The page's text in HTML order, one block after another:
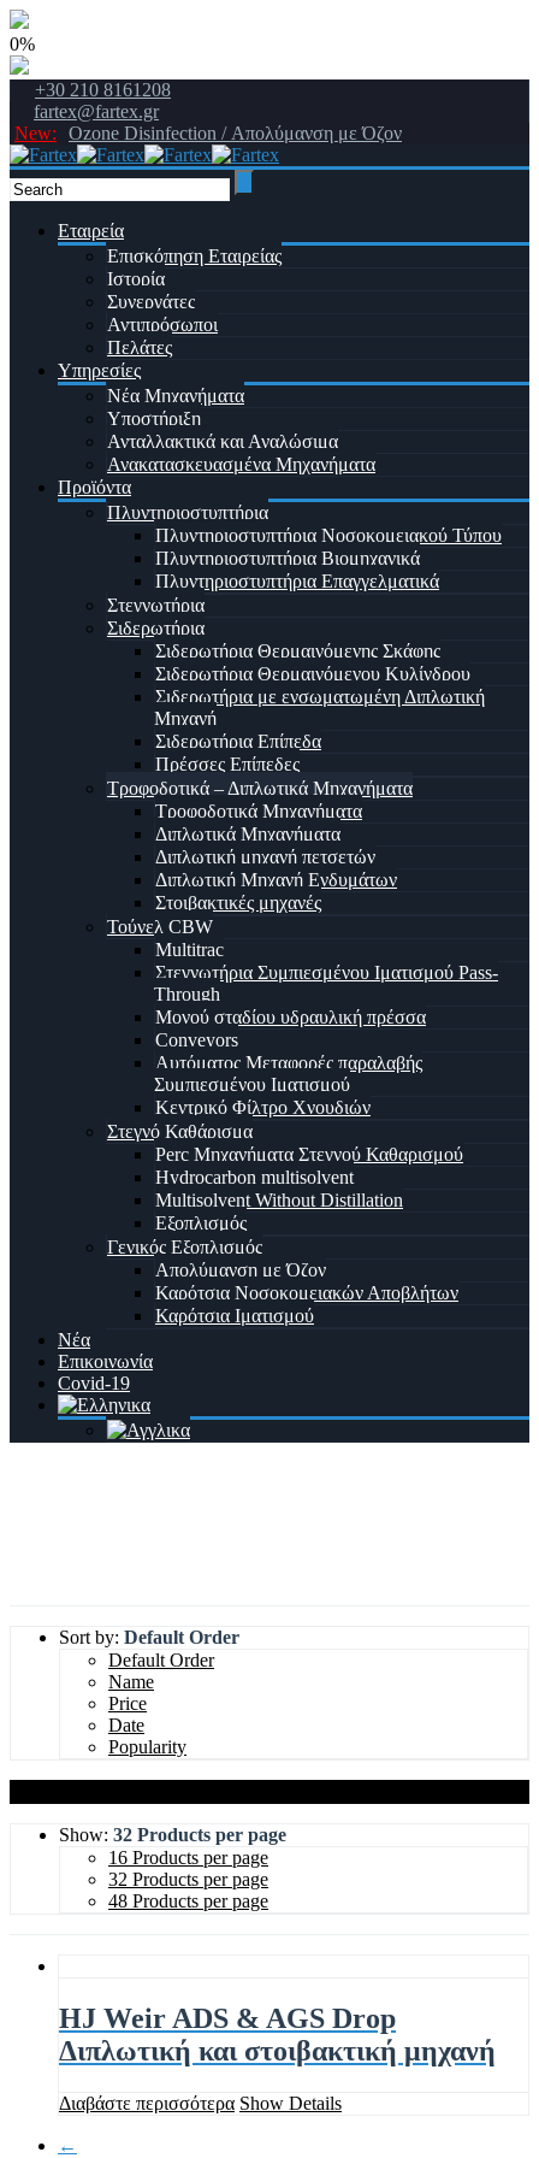
0%
+30 210 8161208
fartex@fartex.gr
New:
Ozone Disinfection / Απολύμανση με Όζον
Εταιρεία
Επισκόπηση Εταιρείας
Ιστορία
Συνεργάτες
Αντιπρόσωποι
Πελάτες
Υπηρεσίες
Νέα Μηχανήματα
Υποστήριξη
Ανταλλακτικά και Αναλώσιμα
Ανακατασκευασμένα Μηχανήματα
Προϊόντα
Πλυντηριοστυπτήρια
Πλυντηριοστυπτήρια Νοσοκομειακού Τύπου
Πλυντηριοστυπτήρια Βιομηχανικά
Πλυντηριοστυπτήρια Επαγγελματικά
Στεγνωτήρια
Σιδερωτήρια
Σιδερωτήρια Θερμαινόμενης Σκάφης
Σιδερωτήρια Θερμαινόμενου Κυλίνδρου
Σιδερωτήρια με ενσωματωμένη Διπλωτική
Μηχανή
Σιδερωτήρια Επίπεδα
Πρέσσες Επίπεδες
Τροφοδοτικά – Διπλωτικά Μηχανήματα
Τροφοδοτικά Μηχανήματα
Διπλωτικά Μηχανήματα
Διπλωτική μηχανή πετσετών
Διπλωτική Μηχανή Ενδυμάτων
Στοιβακτικές μηχανές
Τούνελ CBW
Multitrac
Στεγνωτήρια Συμπιεσμένου Ιματισμού Pass-
Through
Μονού σταδίου υδραυλική πρέσσα
Conveyors
Αυτόματος Μεταφορές παραλαβής
Συμπιεσμένου Ιματισμού
Κεντρικό Φίλτρο Χνουδιών
Στεγνό Καθάρισμα
Perc Μηχανήματα Στεγνού Καθαρισμού
Hydrocarbon multisolvent
Multisolvent Without Distillation
Εξοπλισμός
Γενικός Εξοπλισμός
Απολύμανση με Όζον
Καρότσια Νοσοκομειακών Αποβλήτων
Καρότσια Ιματισμού
Νέα
Επικοινωνία
Covid-19
Sort by: Default Order
Default Order
Name
Price
Date
Popularity
Show: 32 Products per page
16 Products per page
32 Products per page
48 Products per page
HJ Weir ADS & AGS Drop
Διπλωτική και στοιβακτική μηχανή
Διαβάστε περισσότερα Show Details
←